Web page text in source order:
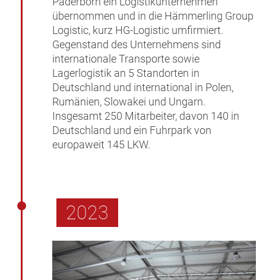
übernommen und in die Hämmerling Group
Logistic, kurz HG-Logistic umfirmiert.
Gegenstand des Unternehmens sind
internationale Transporte sowie
Lagerlogistik an 5 Standorten in
Deutschland und international in Polen,
Rumänien, Slowakei und Ungarn.
Insgesamt 250 Mitarbeiter, davon 140 in
Deutschland und ein Fuhrpark von
europaweit 145 LKW.
2023